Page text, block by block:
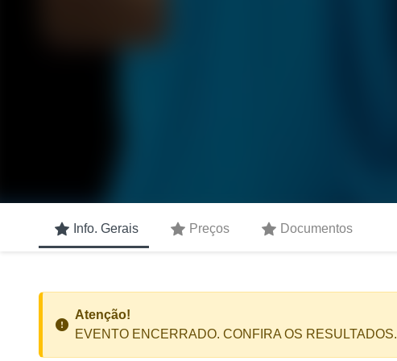
Info. Gerais Preços Documentos
Atenção!
EVENTO ENCERRADO. CONFIRA OS RESULTADOS.